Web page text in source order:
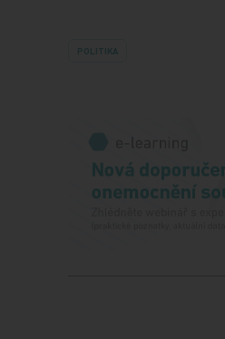
POLITIKA